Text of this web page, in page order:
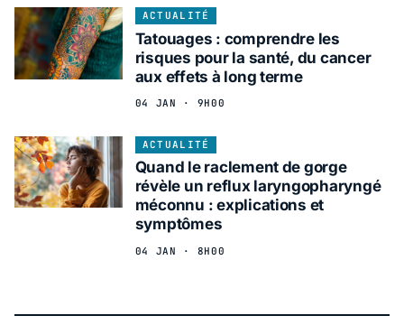
ACTUALITÉ
Tatouages : comprendre les
risques pour la santé, du cancer
aux effets à long terme
04 JAN · 9H00
ACTUALITÉ
Quand le raclement de gorge
révèle un reflux laryngopharyngé
méconnu : explications et
symptômes
04 JAN · 8H00